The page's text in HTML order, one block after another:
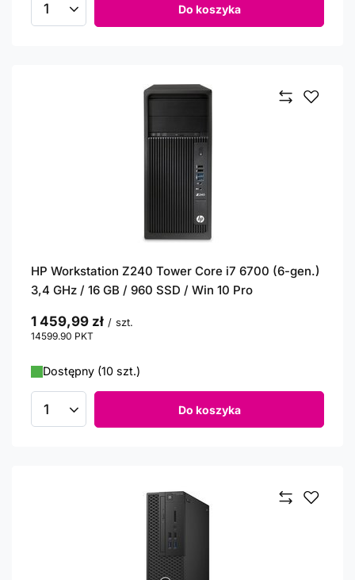
Ilość produktów Do koszyka
HP Workstation Z240 Tower Core i7 6700 (6-gen.)
3,4 GHz / 16 GB / 960 SSD / Win 10 Pro
1 459,99 zł / szt.
14599.90 PKT
Dostępny (10 szt.)
Ilość produktów Do koszyka